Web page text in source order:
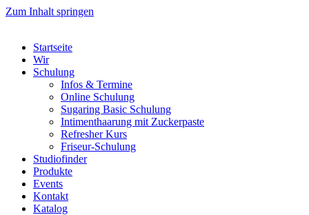
Zum Inhalt springen
Startseite
Wir
Schulung
Infos & Termine
Online Schulung
Sugaring Basic Schulung
Intimenthaarung mit Zuckerpaste
Refresher Kurs
Friseur-Schulung
Studiofinder
Produkte
Events
Kontakt
Katalog